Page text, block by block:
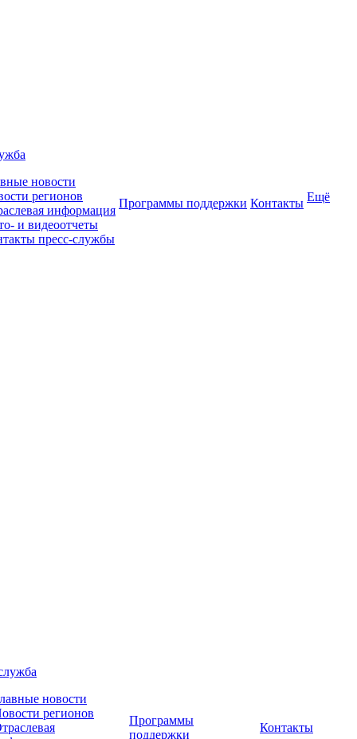
новости
регионов
информация
и видеоотчеты
пресс-службы
Программы поддержки Контакты Ещё
новости
регионов
Программы
поддержки
Контакты